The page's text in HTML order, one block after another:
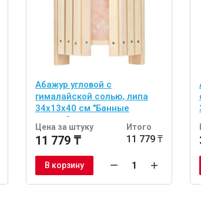
Абажур угловой с
гималайской солью, липа
34х13х40 см "Банные
штучки"
Цена за штуку
11 779 ₸
Итого
11 779 ₸
В корзину